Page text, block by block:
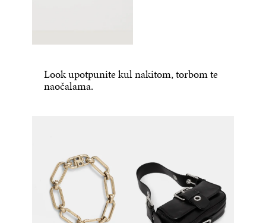
Look upotpunite kul nakitom, torbom te
naočalama.